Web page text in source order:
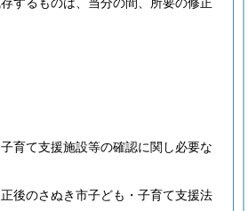
育て支援施設等の確認に関し必要な
後のさぬき市子ども・子育て支援法